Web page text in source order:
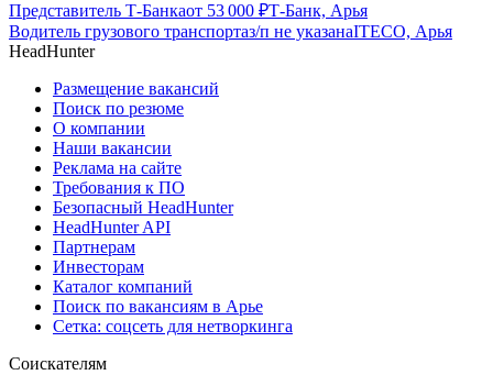
Представитель Т-Банкаот 53 000 ₽Т-Банк, Арья
Водитель грузового транспортаз/п не указанаITECO, Арья
HeadHunter
Размещение вакансий
Поиск по резюме
О компании
Наши вакансии
Реклама на сайте
Требования к ПО
Безопасный HeadHunter
HeadHunter API
Партнерам
Инвесторам
Каталог компаний
Поиск по вакансиям в Арье
Сетка: соцсеть для нетворкинга
Соискателям